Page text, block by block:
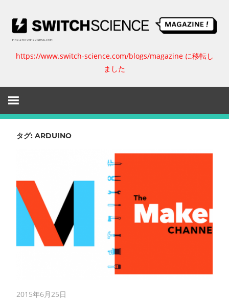
ッ
ス
イ
ッ
サ
イ
エ
ン
ス
https://www.switch-science.com/blogs/magazine に移転し
ました
タグ: ARDUINO
2015年6月25日